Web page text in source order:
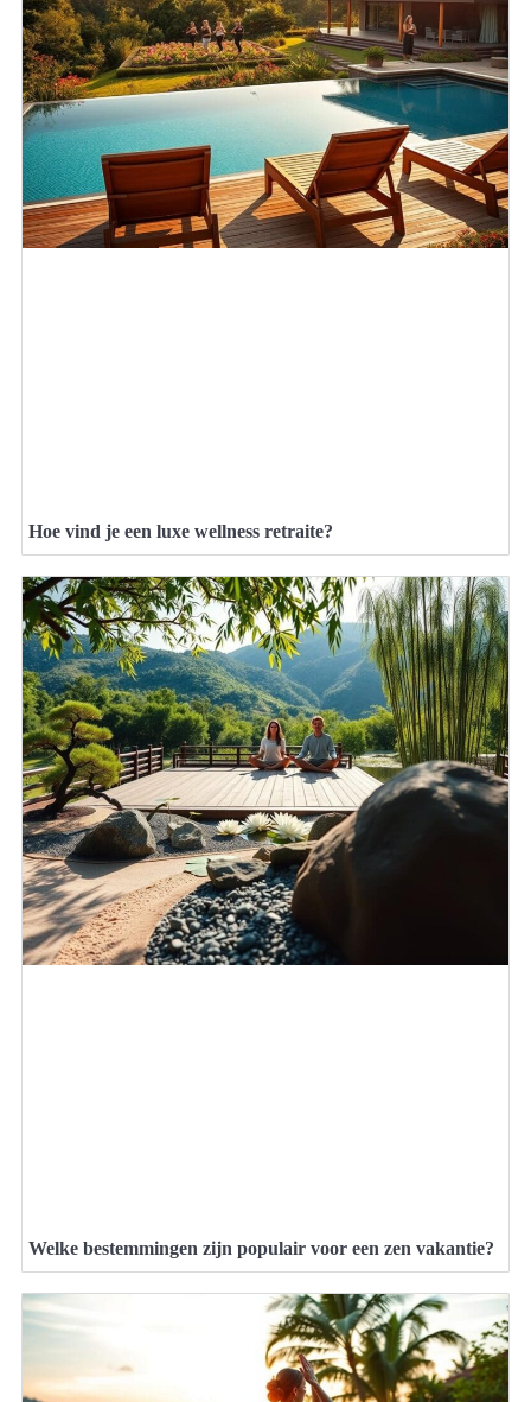
Hoe vind je een luxe wellness retraite?
Welke bestemmingen zijn populair voor een zen vakantie?